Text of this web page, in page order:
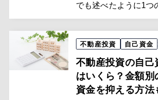
でも述べたように1つ
不動産投資 自己資金
不動産投資の自己
はいくら？金額別
資金を抑える方法